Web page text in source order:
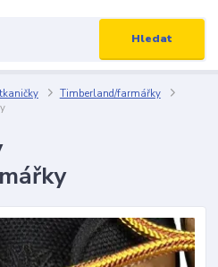
Hledat
Timberland/farmářky